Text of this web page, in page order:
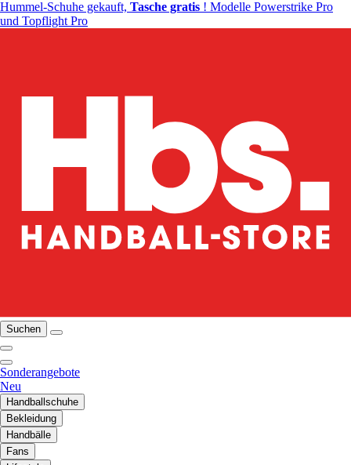
Hummel-Schuhe gekauft, Tasche gratis ! Modelle Powerstrike Pro
und Topflight Pro
Suchen
Sonderangebote
Neu
Handballschuhe
Bekleidung
Handbälle
Fans